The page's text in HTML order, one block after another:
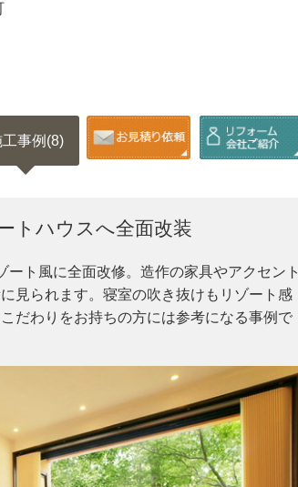
工事例(8)
トハウスへ全面改装
ト風に全面改修。造作の家具やアクセント
見られます。寝室の吹き抜けもリゾート感
だわりをお持ちの方には参考になる事例で